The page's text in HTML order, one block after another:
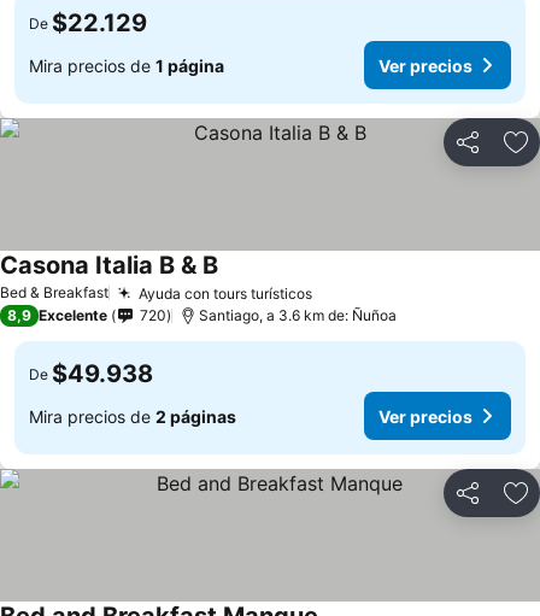
De $22.129
Mira precios de 1 página Ver precios
Compartir
Bed & Breakfast Ayuda con tours turísticos
Casona Italia B & B
8,9 Excelente 720 Santiago, a 3.6 km de: Ñuñoa
De $49.938
Mira precios de 2 páginas Ver precios
Compartir